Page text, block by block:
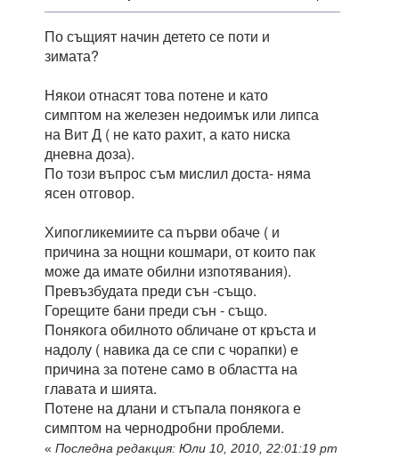
По същият начин детето се поти и
зимата?
Някои отнасят това потене и като
симптом на железен недоимък или липса
на Вит Д ( не като рахит, а като ниска
дневна доза).
По този въпрос съм мислил доста- няма
ясен отговор.
Хипогликемиите са първи обаче ( и
причина за нощни кошмари, от които пак
може да имате обилни изпотявания).
Превъзбудата преди сън -също.
Горещите бани преди сън - също.
Понякога обилното обличане от кръста и
надолу ( навика да се спи с чорапки) е
причина за потене само в областта на
главата и шията.
Потене на длани и стъпала понякога е
симптом на чернодробни проблеми.
« Последна редакция: Юли 10, 2010, 22:01:19 pm